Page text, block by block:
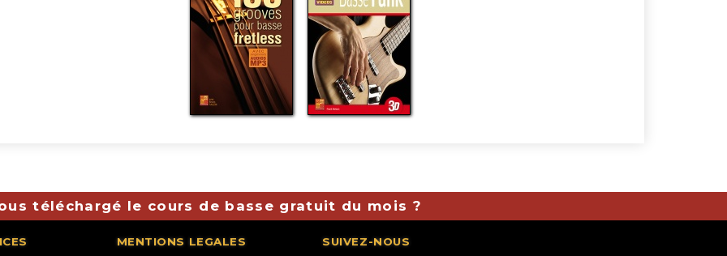
téléchargé le cours de basse gratuit du mois ?
MENTIONS LEGALES SUIVEZ-NOUS